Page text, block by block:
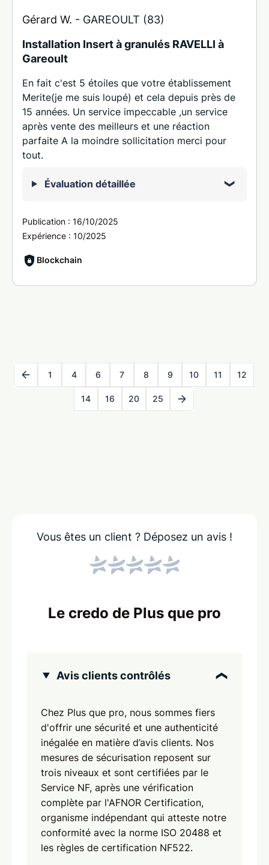
Gérard W. - GAREOULT (83)
Installation Insert à granulés RAVELLI à
Gareoult
En fait c'est 5 étoiles que votre établissement
Merite(je me suis loupé) et cela depuis près de
15 années. Un service impeccable ,un service
après vente des meilleurs et une réaction
parfaite A la moindre sollicitation merci pour
tout.
Évaluation détaillée
Publication : 16/10/2025
Expérience : 10/2025
Blockchain
1 4 6 7 8 9 10 11 12
14 16 20 25
Vous êtes un client ? Déposez un avis !
Le credo de Plus que pro
Avis clients contrôlés
Chez Plus que pro, nous sommes fiers
d'offrir une sécurité et une authenticité
inégalée en matière d’avis clients. Nos
mesures de sécurisation reposent sur
trois niveaux et sont certifiées par le
Service NF, après une vérification
complète par l'AFNOR Certification,
organisme indépendant qui atteste notre
conformité avec la norme ISO 20488 et
les règles de certification NF522.